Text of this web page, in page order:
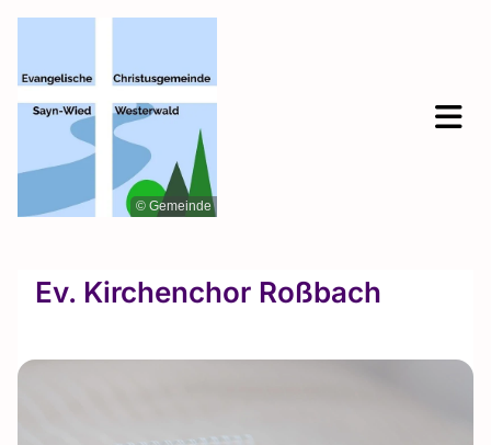
© Gemeinde
Ev. Kirchenchor Roßbach